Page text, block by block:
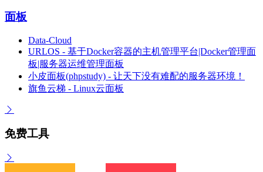
面板
Data-Cloud
URLOS - 基于Docker容器的主机管理平台|Docker管理面
板|服务器运维管理面板
小皮面板(phpstudy) - 让天下没有难配的服务器环境！
旗鱼云梯 - Linux云面板
免费工具